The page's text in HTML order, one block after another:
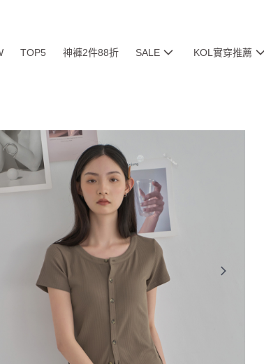
TOP5 神褲2件88折 SALE KOL實穿推薦